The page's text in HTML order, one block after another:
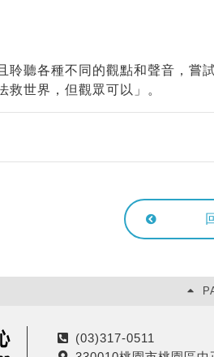
聽各種不同的觀點和聲音，嘗
世界，但觀眾可以」。
電
(03)317-0511